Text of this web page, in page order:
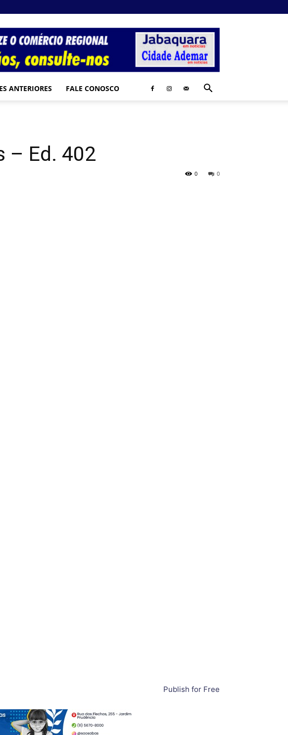
ANTERIORES FALE CONOSCO
– Ed. 402
0
0
Publish for Free